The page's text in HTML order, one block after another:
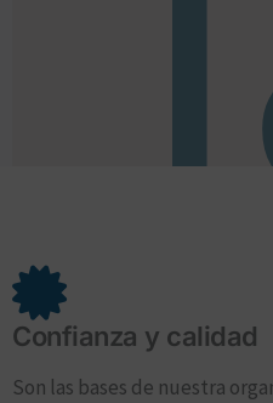
Confianza y calidad
Son las bases de nuestra